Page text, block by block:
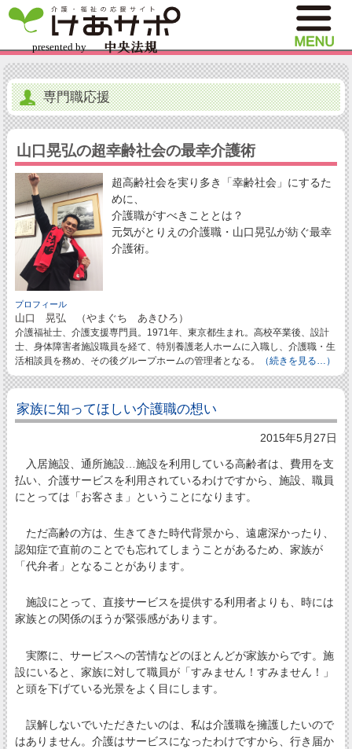
専門職応援
山口晃弘の超幸齢社会の最幸介護術
超高齢社会を実り多き「幸齢社会」にするた
めに、
介護職がすべきこととは？
元気がとりえの介護職・山口晃弘が紡ぐ最幸
介護術。
プロフィール
山口 晃弘 （やまぐち あきひろ）
介護福祉士、介護支援専門員。1971年、東京都生まれ。高校卒業後、設計
士、身体障害者施設職員を経て、特別養護老人ホームに入職し、介護職・生
活相談員を務め、その後グループホームの管理者となる。
（続きを見る…）
家族に知ってほしい介護職の想い
2015年5月27日
入居施設、通所施設…施設を利用している高齢者は、費用を支
払い、介護サービスを利用されているわけですから、施設、職員
にとっては「お客さま」ということになります。
ただ高齢の方は、生きてきた時代背景から、遠慮深かったり、
認知症で直前のことでも忘れてしまうことがあるため、家族が
「代弁者」となることがあります。
施設にとって、直接サービスを提供する利用者よりも、時には
家族との関係のほうが緊張感があります。
実際に、サービスへの苦情などのほとんどが家族からです。施
設にいると、家族に対して職員が「すみません！すみません！」
と頭を下げている光景をよく目にします。
誤解しないでいただきたいのは、私は介護職を擁護したいので
はありません。介護はサービスになったわけですから、行き届か